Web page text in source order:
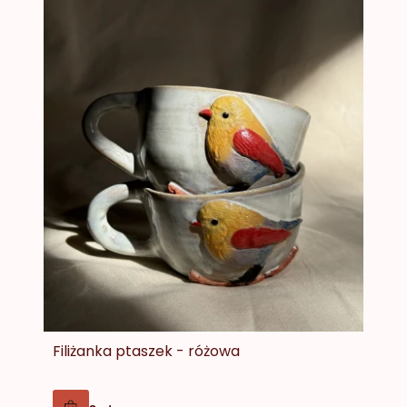
Filiżanka ptaszek - różowa